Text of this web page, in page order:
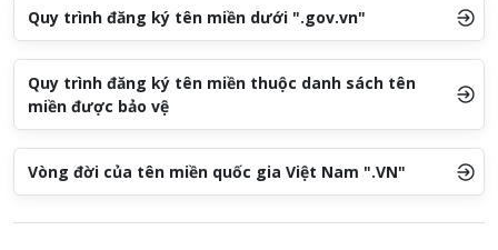
Quy trình đăng ký tên miền dưới ".gov.vn"
Quy trình đăng ký tên miền thuộc danh sách tên
miền được bảo vệ
Vòng đời của tên miền quốc gia Việt Nam ".VN"